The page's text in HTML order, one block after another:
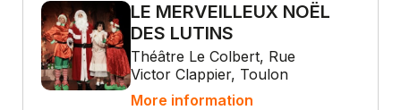
LE MERVEILLEUX NOËL
DES LUTINS
Théâtre Le Colbert, Rue
Victor Clappier, Toulon
More information